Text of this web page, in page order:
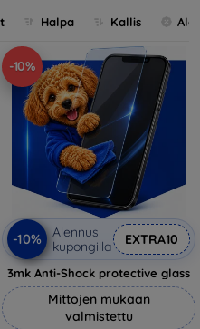
Halpa Kallis
-10%
-10%
Alennus
kupongilla
EXTRA10
3mk Anti-Shock protective glass
Mittojen mukaan
valmistettu